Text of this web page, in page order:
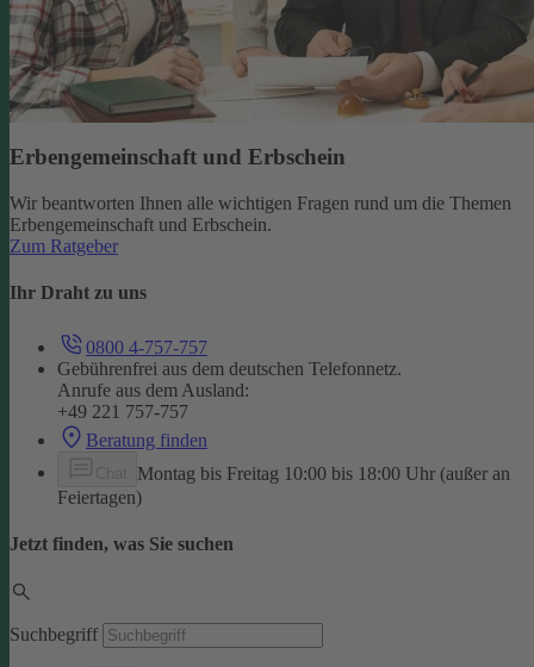
Erbengemeinschaft und Erbschein
Wir beantworten Ihnen alle wichtigen Fragen rund um die Themen
Erbengemeinschaft und Erbschein.
Zum Ratgeber
Ihr Draht zu uns
0800 4-757-757
Gebührenfrei aus dem deutschen Telefonnetz.
Anrufe aus dem Ausland:
+49 221 757-757
Beratung finden
Montag bis Freitag 10:00 bis 18:00 Uhr (außer an
Feiertagen)
Jetzt finden, was Sie suchen
Suchbegriff